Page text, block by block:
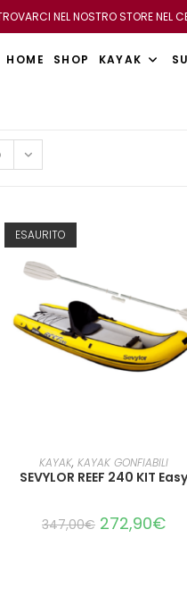
NEL NOSTRO STORE NEL
HOME SHOP KAYAK
ESAURITO
LEGGI TUTTO
KAYAK, KAYAK GONFIABILI
SEVYLOR REEF 240 KIT Easy
347,00€ 272,90€